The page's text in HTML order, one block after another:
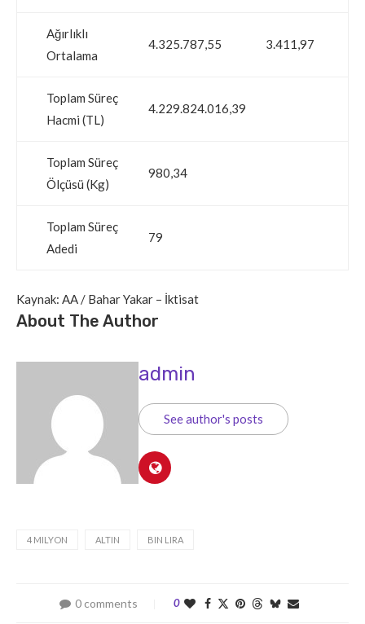
Ağırlıklı
Ortalama
4.325.787,55 3.411,97
Toplam Süreç
Hacmi (TL)
4.229.824.016,39
Toplam Süreç
Ölçüsü (Kg)
980,34
Toplam Süreç
Adedi
79
Kaynak: AA / Bahar Yakar – İktisat
About The Author
admin
See author's posts
4 MILYON ALTIN BIN LIRA
0 comments 0